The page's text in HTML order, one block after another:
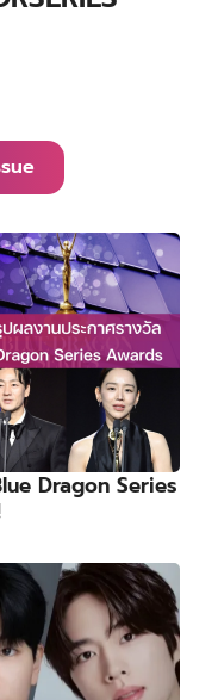
Dragon Series